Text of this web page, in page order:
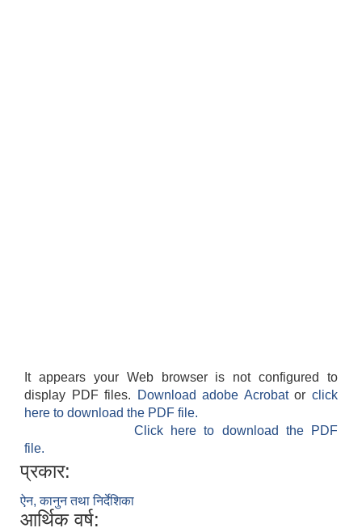
It appears your Web browser is not configured to
display PDF files.
Download adobe Acrobatorclick
here to download the PDF file.
Click here to download the PDF
file.
प्रकार:
ऐन, कानुन तथा निर्देशिका
आर्थिक वर्ष: